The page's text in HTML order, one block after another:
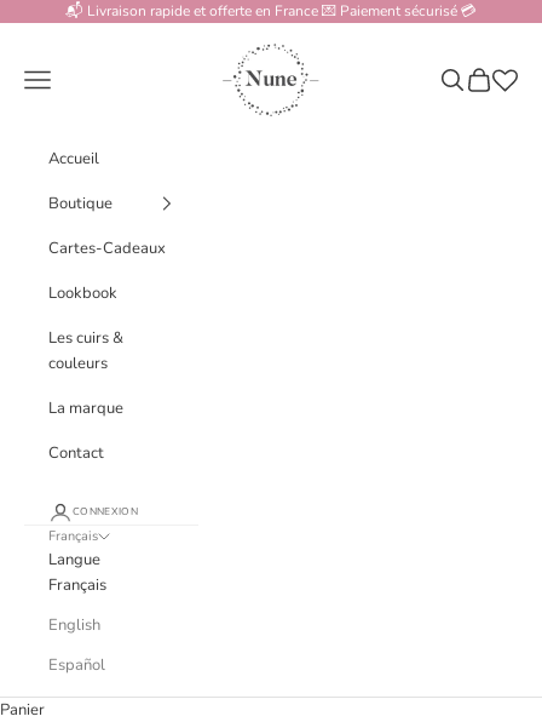
Passer au contenu📬 Livraison rapide et offerte en France 💌 Paiement sécurisé 💳
www.nune.fr
Menu
Recherche
Panier
Accueil
Boutique
Cartes-Cadeaux
Lookbook
Les cuirs &
couleurs
La marque
Contact
CONNEXION
Français
Langue
Français
English
Español
Panier